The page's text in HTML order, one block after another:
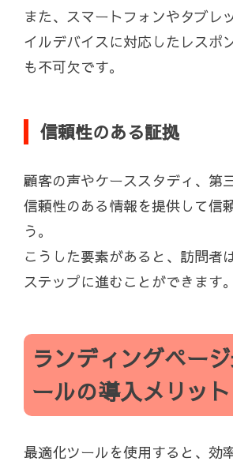
また、スマートフォンやタブレ
イルデバイスに対応したレスポ
も不可欠です。
信頼性のある証拠
顧客の声やケーススタディ、第
信頼性のある情報を提供して信
う。
こうした要素があると、訪問者
ステップに進むことができます。
ランディングペー
ールの導入メリット
最適化ツールを使用すると、効